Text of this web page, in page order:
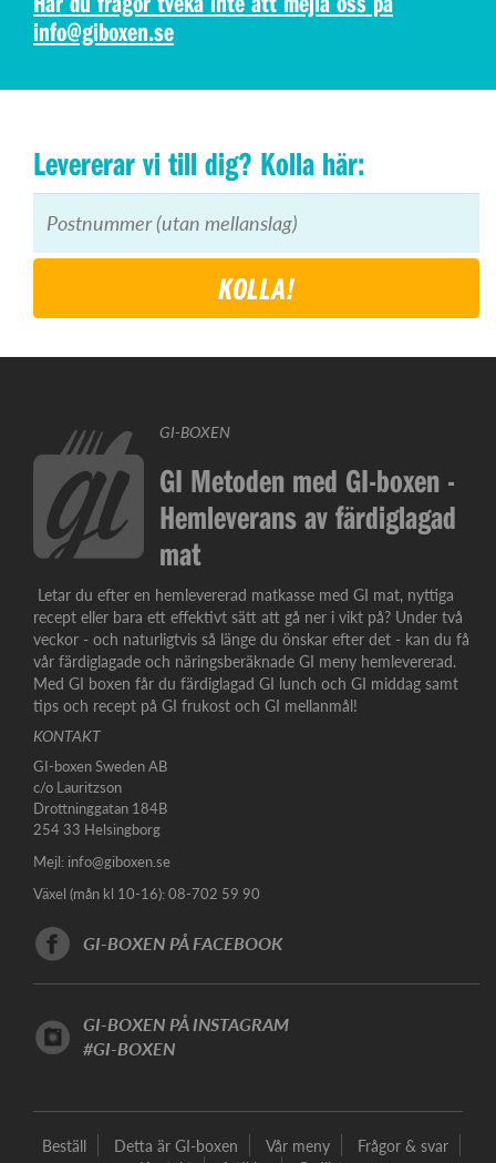
info@giboxen.se
Levererar vi till dig? Kolla här:
KOLLA!
GI-BOXEN
GI Metoden med GI-boxen -
Hemleverans av färdiglagad
mat
Letar du efter en hemlevererad matkasse med GI mat, nyttiga
recept eller bara ett effektivt sätt att gå ner i vikt på? Under två
veckor - och naturligtvis så länge du önskar efter det - kan du få
vår färdiglagade och näringsberäknade GI meny hemlevererad.
Med GI boxen får du färdiglagad GI lunch och GI middag samt
tips och recept på GI frukost och GI mellanmål!
KONTAKT
GI-boxen Sweden AB
c/o Lauritzson
Drottninggatan 184B
254 33 Helsingborg
Mejl: info@giboxen.se
Växel (mån kl 10-16): 08-702 59 90
GI-BOXEN PÅ FACEBOOK
GI-BOXEN PÅ INSTAGRAM
#GI-BOXEN
Beställ Detta är GI-boxen Vår meny
Frågor & svar